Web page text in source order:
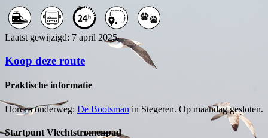
Laatst gewijzigd: 7 april 2025
Koop deze route
Praktische informatie
Horeca onderweg: De Bootsman in Stegeren. Op maandag gesloten.
Startpunt Vlechtstromenpad